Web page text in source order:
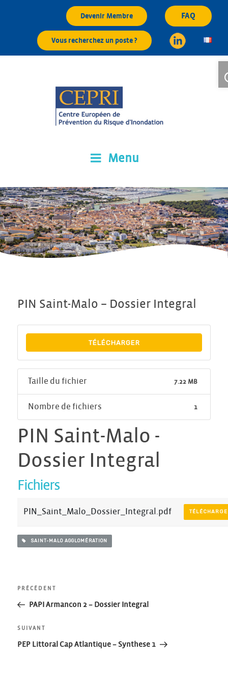
Devenir Membre FAQ
Vous recherchez un poste ?
Menu
PIN Saint-Malo – Dossier Integral
TÉLÉCHARGER
Taille du fichier 7.22 MB
Nombre de fichiers 1
PIN Saint-Malo -
Dossier Integral
Fichiers
PIN_Saint_Malo_Dossier_Integral.pdf
SAINT-MALO AGGLOMÉRATION
Navigation
l’article
Article
précédent
PRÉCÉDENT
PAPI Armancon 2 – Dossier Integral
Article
suivant
SUIVANT
PEP Littoral Cap Atlantique – Synthese 1